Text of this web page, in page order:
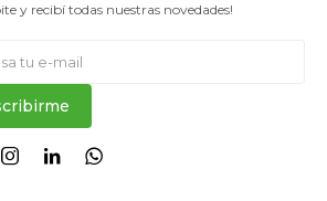
y recibí todas nuestras novedades!
  